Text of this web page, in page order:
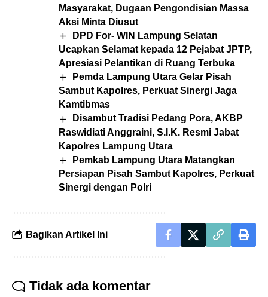
Masyarakat, Dugaan Pengondisian Massa
Aksi Minta Diusut
DPD For- WIN Lampung Selatan
Ucapkan Selamat kepada 12 Pejabat JPTP,
Apresiasi Pelantikan di Ruang Terbuka
Pemda Lampung Utara Gelar Pisah
Sambut Kapolres, Perkuat Sinergi Jaga
Kamtibmas
Disambut Tradisi Pedang Pora, AKBP
Raswidiati Anggraini, S.I.K. Resmi Jabat
Kapolres Lampung Utara
Pemkab Lampung Utara Matangkan
Persiapan Pisah Sambut Kapolres, Perkuat
Sinergi dengan Polri
Bagikan Artikel Ini
Tidak ada komentar